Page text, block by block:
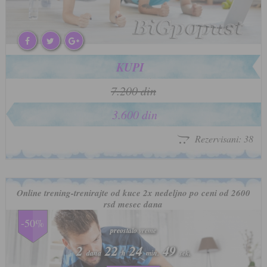
KUPI
7.200 din
3.600 din
Rezervisani: 38
Online trening-trenirajte od kuce 2x nedeljno po ceni od 2600
rsd mesec dana
-50%
preostalo vreme
2dana 22h 24min. 46 sek.
preostalo vreme
2dana 22h 24min. 46 sek.